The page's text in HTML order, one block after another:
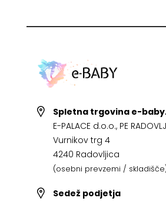
Spletna trgovina e-
E-PALACE d.o.o., PE
Vurnikov trg 4
4240 Radovljica
(osebni prevzemi /
Sedež podjetja